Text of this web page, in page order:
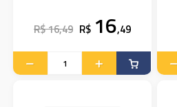
R$ 16,49 R$ 16,49